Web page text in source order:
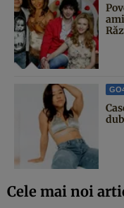
Cele mai noi